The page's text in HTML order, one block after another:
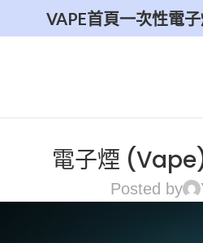
VAPE首頁一次性電
電子煙
Posted by